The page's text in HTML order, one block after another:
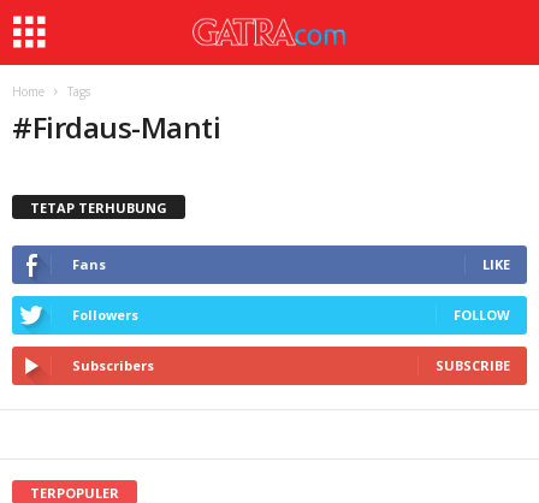
Home Tags
#Firdaus-Manti
TETAP TERHUBUNG
Fans LIKE
Followers FOLLOW
Subscribers SUBSCRIBE
TERPOPULER